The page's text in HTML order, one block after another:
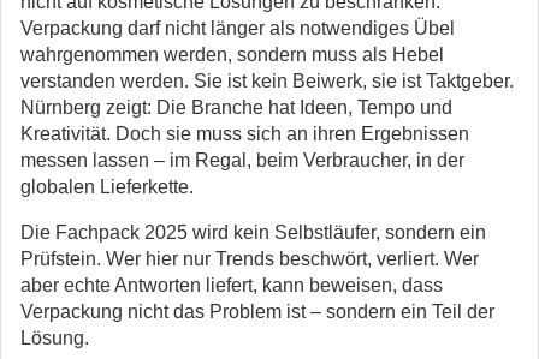
Verpackung darf nicht länger als notwendiges Übel
wahrgenommen werden, sondern muss als Hebel
verstanden werden. Sie ist kein Beiwerk, sie ist Taktgeber.
Nürnberg zeigt: Die Branche hat Ideen, Tempo und
Kreativität. Doch sie muss sich an ihren Ergebnissen
messen lassen – im Regal, beim Verbraucher, in der
globalen Lieferkette.
Die Fachpack 2025 wird kein Selbstläufer, sondern ein
Prüfstein. Wer hier nur Trends beschwört, verliert. Wer
aber echte Antworten liefert, kann beweisen, dass
Verpackung nicht das Problem ist – sondern ein Teil der
Lösung.